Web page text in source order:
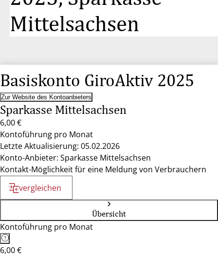
Mittelsachsen
Basiskonto GiroAktiv 2025
Zur Website des Kontoanbieters
Sparkasse Mittelsachsen
6,00 €
Kontoführung pro Monat
Letzte Aktualisierung: 05.02.2026
Konto-Anbieter: Sparkasse Mittelsachsen
Kontakt-Möglichkeit für eine Meldung von Verbrauchern
vergleichen
Übersicht
Kontoführung pro Monat
6,00 €